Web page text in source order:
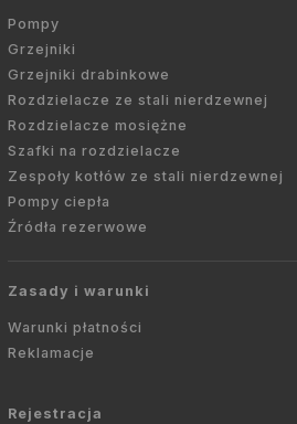
Pompy
Grzejniki
Grzejniki drabinkowe
Rozdzielacze ze stali nierdzewnej
Rozdzielacze mosiężne
Szafki na rozdzielacze
Zespoły kotłów ze stali nierdzewnej
Pompy ciepła
Źródła rezerwowe
Zasady i warunki
Warunki płatności
Reklamacje
Rejestracja